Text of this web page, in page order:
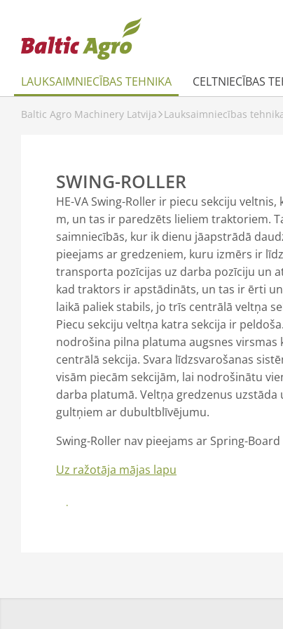
LAUKSAIMNIECĪBAS TEHNIKA CELTNIECĪBAS
Baltic Agro Machinery Latvija Lauksaimniecības
SWING-ROLLER
HE-VA Swing-Roller ir piecu sekciju
m, un tas ir paredzēts lieliem traktoriem.
saimniecībās, kur ik dienu jāapstrādā
pieejams ar gredzeniem, kuru izmērs ir
transporta pozīcijas uz darba pozīciju un
kad traktors ir apstādināts, un tas ir ērti
laikā paliek stabils, jo trīs centrālā veltņa
Piecu sekciju veltņa katra sekcija ir
nodrošina pilna platuma augsnes virsmas
centrālā sekcija. Svara līdzsvarošanas
visām piecām sekcijām, lai nodrošinātu
darba platumā. Veltņa gredzenus
gultņiem ar dubultblīvējumu.
Swing-Roller nav pieejams ar Spring-
Uz ražotāja mājas lapu
Brošūra